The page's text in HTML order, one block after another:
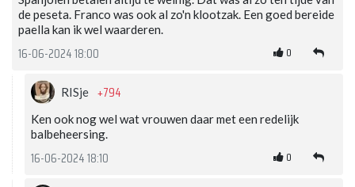
de peseta. Franco was ook al zo'n klootzak. Een goed bereide
paella kan ik wel waarderen.
16-06-2024 18:00 0
RISje +794
Ken ook nog wel wat vrouwen daar met een redelijk
balbeheersing.
16-06-2024 18:10 0